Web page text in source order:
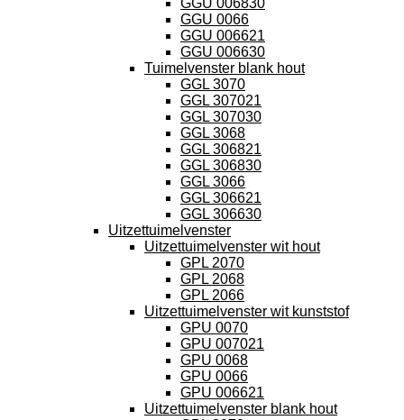
GGU 006830
GGU 0066
GGU 006621
GGU 006630
Tuimelvenster blank hout
GGL 3070
GGL 307021
GGL 307030
GGL 3068
GGL 306821
GGL 306830
GGL 3066
GGL 306621
GGL 306630
Uitzettuimelvenster
Uitzettuimelvenster wit hout
GPL 2070
GPL 2068
GPL 2066
Uitzettuimelvenster wit kunststof
GPU 0070
GPU 007021
GPU 0068
GPU 0066
GPU 006621
Uitzettuimelvenster blank hout